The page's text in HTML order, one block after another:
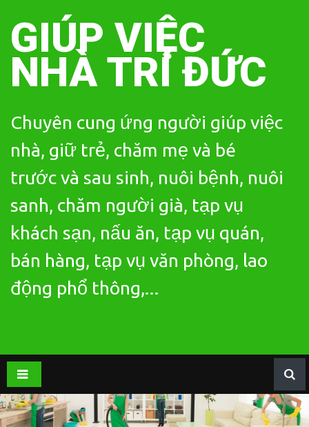
contentGIÚP VIỆC
NHÀ TRÍ ĐỨC
Chuyên cung ứng người giúp việc
nhà, giữ trẻ, chăm mẹ và bé
trước và sau sinh, nuôi bệnh, nuôi
sanh, chăm người già, tạp vụ
khách sạn, nấu ăn, tạp vụ quán,
bán hàng, tạp vụ văn phòng, lao
động phổ thông,...